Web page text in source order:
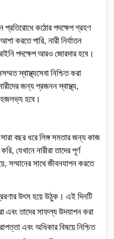
প্রতিরোধেকঠোরপদক্ষেপগ্রহণ
আশাকরতেপারি, নারীনির্যাতন
পদক্ষেপআরওজোরদারহবে।
স্বাস্থ্যসেবানিশ্চিতকরা
জন্যপ্রজননস্বাস্থ্য
হবে।
সারাবছরধরেলিঙ্গসমতারজন্যকাজ
করি, যেখানেনারীরাতাদেরপূর্ণ
, সম্মানেরসাথেজীবনযাপনকরতে
উৎসহয়েউঠুক। এইদিনটি
এবং তাদেরসাফল্যউদযাপনকরা
এবং অধিকারবিষয়েনিশ্চিত